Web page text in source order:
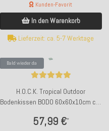
Kunden-Favorit
In den Warenkorb
Lieferzeit: ca. 5-7 Werktage
Bald wieder da
H.O.C.K. Tropical Outdoor
Bodenkissen BODO 60x60x10cm col.
57,99 €*